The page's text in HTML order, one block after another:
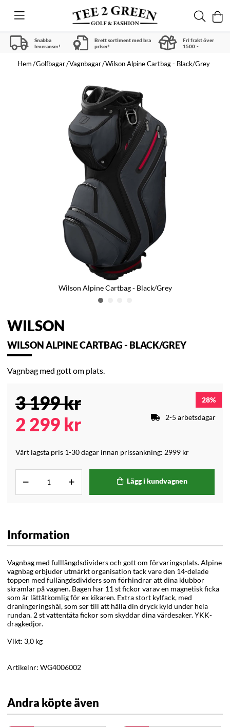
Snabba
leveranser!
Brett sortiment med bra
priser!
Fri frakt över
1500:-
Hem Golfbagar Vagnbagar Wilson Alpine Cartbag - Black/Grey
Wilson Alpine Cartbag - Black/Grey
WILSON
WILSON ALPINE CARTBAG - BLACK/GREY
Vagnbag med gott om plats.
3 199kr
2 299 kr
Vårt lägsta pris 1-30 dagar innan prissänkning: 2999 kr
28
2-5 arbetsdagar
Lägg i kundvagnen
Information
Vagnbag med fulllängdsdividers och gott om förvaringsplats. Alpine
vagnbag erbjuder utmärkt organisation tack vare den 14-delade
toppen med fullängdsdividers som förhindrar att dina klubbor
skramlar på vagnen. Bagen har 11 st fickor varav en magnetisk ficka
som är lättåtkomlig för ex kikaren. Extra stort kylfack, med
dräningeringshål, som ser till att hålla din dryck kyld under hela
rundan. 2 st vattentäta fickor som skyddar dina värdesaker. YKK-
dragkedjor.
Vikt: 3,0 kg
Artikelnr: WG4006002
Andra köpte även